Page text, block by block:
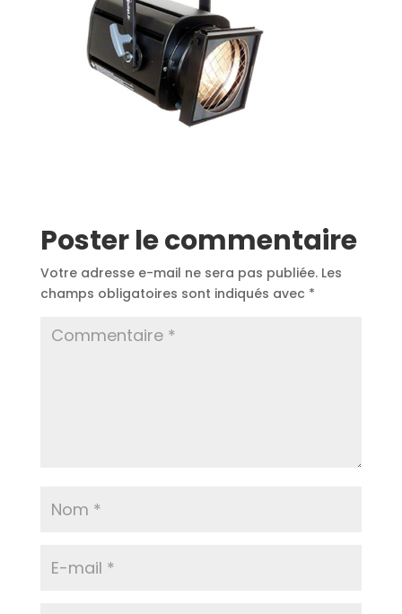
Poster le commentaire
Votre adresse e-mail ne sera pas publiée. Les
champs obligatoires sont indiqués avec *